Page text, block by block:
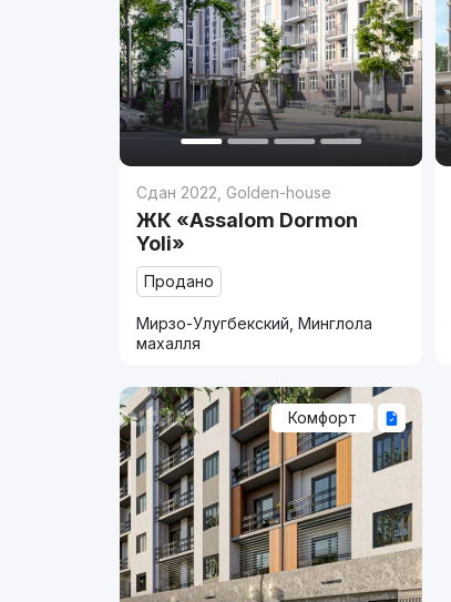
Сдан 2022 Golden-house
ЖК «Assalom Dormon
Yoli»
Продано
Мирзо-Улугбекский, Минглола
махалля
Комфорт